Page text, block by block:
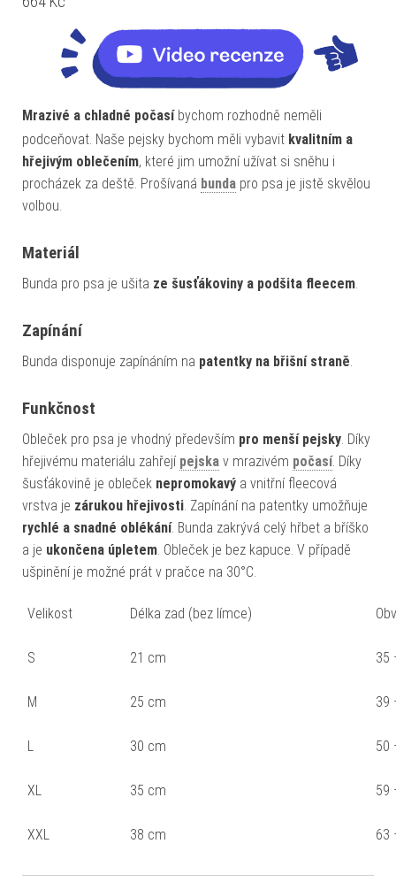
Mrazivé a chladné počasí bychom rozhodně neměli
podceňovat. Naše pejsky bychom měli vybavit kvalitním a
hřejivým oblečením, které jim umožní užívat si sněhu i
procházek za deště. Prošívaná bunda pro psa je jistě skvělou
volbou.
Materiál
Bunda pro psa je ušita ze šusťákoviny a podšita fleecem
Zapínání
Bunda disponuje zapínáním na patentky na břišní straně
Funkčnost
Obleček pro psa je vhodný především pro menší pejsky . Díky
hřejivému materiálu zahřejí pejska v mrazivém počasí. Díky
šusťákovině je obleček nepromokavý a vnitřní fleecová
vrstva je zárukou hřejivosti . Zapínání na patentky umožňuje
rychlé a snadné oblékání. Bunda zakrývá celý hřbet a bříško
a je ukončena úpletem . Obleček je bez kapuce. V případě
ušpinění je možné prát v pračce na 30°C.
Velikost Délka zad (bez límce)
S 21 cm 35
M 25 cm 39
L 30 cm 50
XL 35 cm 59
XXL 38 cm 63